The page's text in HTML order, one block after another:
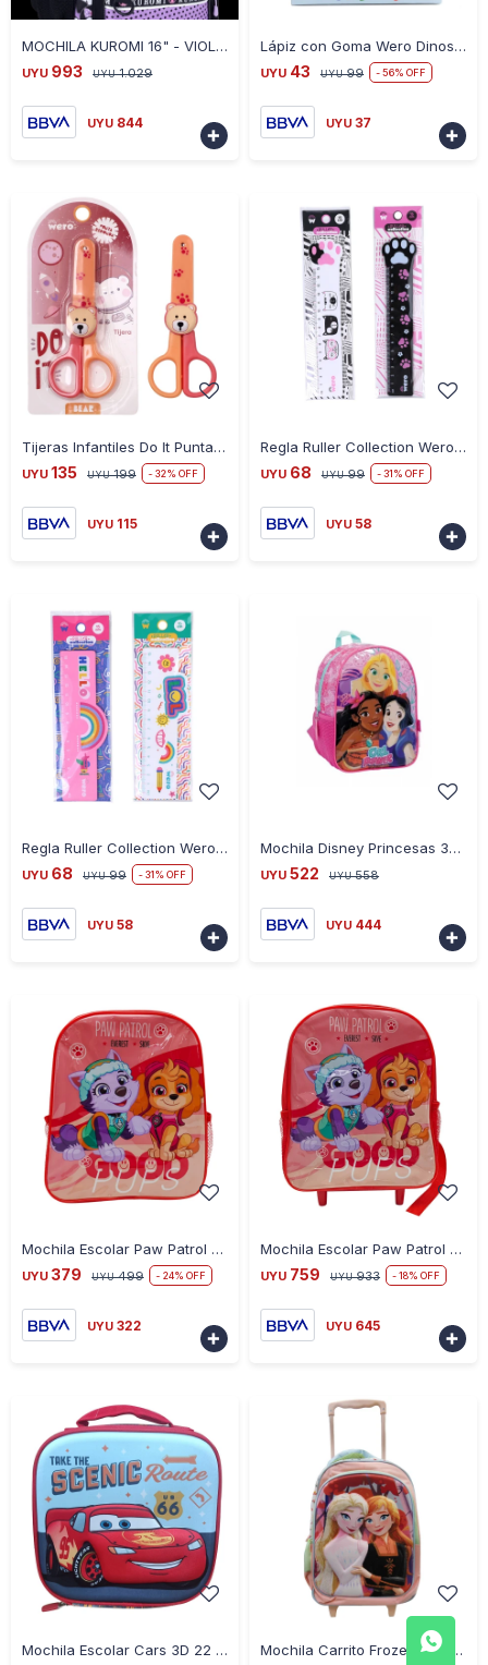
MOCHILA KUROMI 16" - VIOLETA
UYU 993 UYU 1.029
UYU 844
- +

Lápiz con Goma Wero Dinosaurios
UYU 43 UYU 99 56
UYU 37

Tijeras Infantiles Do It Punta Redonda
UYU 135 UYU 199 32
UYU 115

Regla Ruller Collection Wero Paw Sitive
UYU 68 UYU 99 31
UYU 58

Regla Ruller Collection Wero 15 cm
UYU 68 UYU 99 31
UYU 58

Mochila Disney Princesas 30 cm Básica - ROSA
UYU 522 UYU 558
UYU 444

Mochila Escolar Paw Patrol 30 cm - CORAL
UYU 379 UYU 499 24
UYU 322

Mochila Escolar Paw Patrol 30CM con Carrito - CORAL
UYU 759 UYU 933 18
UYU 645

Mochila Escolar Cars 3D 22 cm Mochila Carrito Frozen 40 cm 3D en Tafeta
+